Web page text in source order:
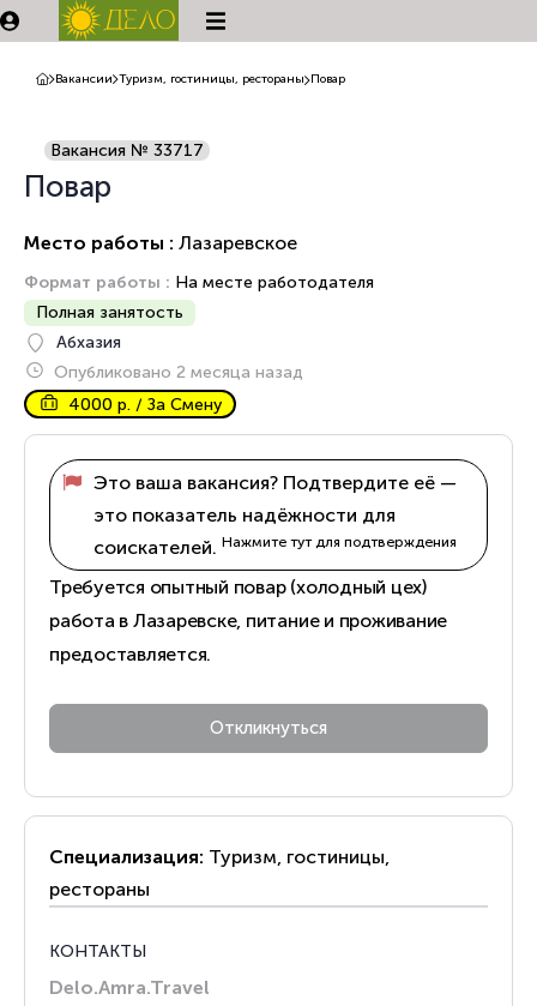
Вакансии Туризм, гостиницы, рестораны Повар
Повар
Место работы : Лазаревское
Формат работы : На месте работодателя
Полная занятость
Абхазия
Опубликовано 2 месяца назад
4000 р. / За Смену
Вакансия № 33717
Это ваша вакансия? Подтвердите её —
это показатель надёжности для
соискателей. Нажмите тут для подтверждения
Требуется опытный повар (холодный цех)
работа в Лазаревске, питание и проживание
предоставляется.
Специализация: Туризм, гостиницы,
рестораны
КОНТАКТЫ
Delo.Amra.Travel